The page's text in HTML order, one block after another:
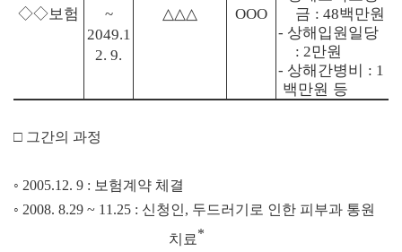
◇◇보험
~
2049.1
2. 9.
△△△ OOO
금 : 48백만원
- 상해입원일당
: 2만원
- 상해간병비 : 1
백만원 등
□ 그간의 과정
◦ 2005.12. 9 : 보험계약 체결
◦ 2008. 8.29 ~ 11.25 : 신청인, 두드러기로 인한 피부과 통원
치료*